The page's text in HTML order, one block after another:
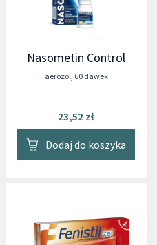
Nasometin Control
aerozol, 60 dawek
23,52 zł
Dodaj do koszyka